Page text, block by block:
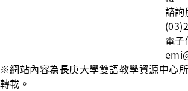
諮詢
電子
※網站內容為長庚大學雙語教學資源中心
轉載。